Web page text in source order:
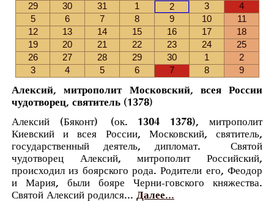
29
30 31 1 2 3
4
5
6 7 8 9 10
11
12
13 14 15 16 17
18
19
20 21 22 23 24
25
26
27 28 29 30 1
2
3
4 5 6 7 8 9
Алексий, митрополит Московский, всея России
чудотворец, святитель (1378)
Алексий (Бяконт) (ок. 1304 1378), митрополит
Киевский и всея России, Московский, святитель,
государственный деятель, дипломат. Святой
чудотворец Алексий, митрополит Российский,
происходил из боярского рода. Родители его, Феодор
и Мария, были бояре Черни-говского княжества.
Святой Алексий родился... Далее...